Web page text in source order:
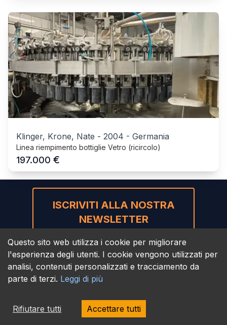
Klinger, Krone, Nate - 2004 - Germania
Linea riempimento bottiglie Vetro (ricircolo)
197.000 €
Questo sito web utilizza i cookie per migliorare
l'esperienza degli utenti. I cookie vengono utilizzati per
analisi, contenuti personalizzati e tracciamento da
parte di terzi. Leggi di più
Rifiutare tutti Accettare tutti
ISCRIVITI ALLA NOSTRA
NEWSLETTER
BEVMAQ GmbH
Mühlenhorst 8